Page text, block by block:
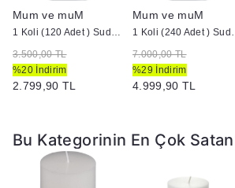
Mum ve muM
1 Koli (120 Adet ) Suda Yüzen Mum
3.500,00 TL
%20 İndirim
2.799,90 TL
Mum ve muM
1 Koli
7.000,00 TL
%29 İndirim
4.999,90 TL
Bu Kategorinin En Çok